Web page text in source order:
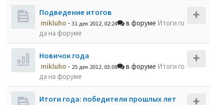
Подведение итогов
mikluho - 31 дек 2012, 02:24 в форуме Итоги го
да на форуме
Новичок года
mikluho - 25 дек 2012, 03:08 в форуме Итоги го
да на форуме
Итоги года: победители прошлых лет